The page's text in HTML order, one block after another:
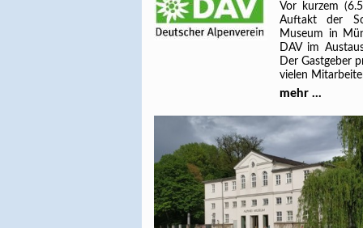
Vor kurzem
Auftakt der
Museum in
DAV im
Der Gastgeber
vielen
mehr ...